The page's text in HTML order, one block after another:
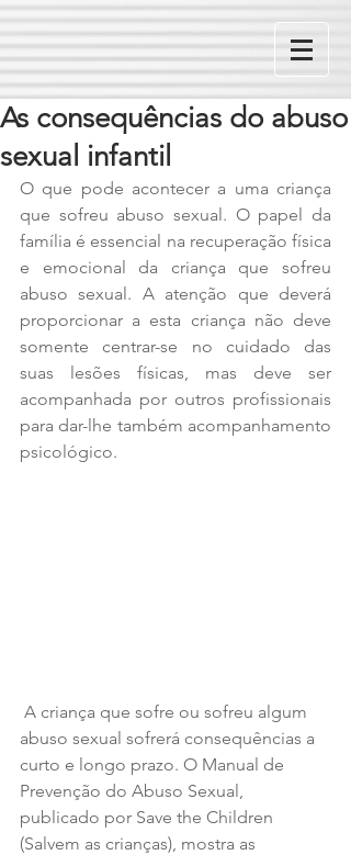
As consequências do abuso
sexual infantil
O que pode acontecer a uma criança
que sofreu abuso sexual. O papel da
família é essencial na recuperação física
e emocional da criança que sofreu
abuso sexual. A atenção que deverá
proporcionar a esta criança não deve
somente centrar-se no cuidado das
suas lesões físicas, mas deve ser
acompanhada por outros profissionais
para dar-lhe também acompanhamento
psicológico.
abuso sexual sofrerá consequências a
curto e longo prazo. O Manual de
Prevenção do Abuso Sexual,
publicado por Save the Children
(Salvem as crianças), mostra as